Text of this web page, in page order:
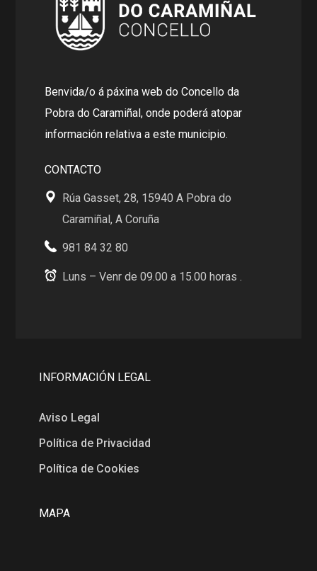
Benvida/o á páxina web do Concello da
Pobra do Caramiñal, onde poderá atopar
información relativa a este municipio.
CONTACTO
Rúa Gasset, 28, 15940 A Pobra do
Caramiñal, A Coruña
981 84 32 80
Luns – Venr de 09.00 a 15.00 horas .
INFORMACIÓN LEGAL
Aviso Legal
Política de Privacidad
Política de Cookies
MAPA